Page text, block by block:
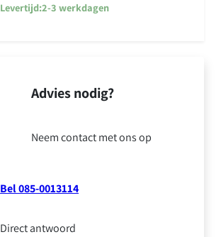
Levertijd:2-3 werkdagen
Advies nodig?
Neem contact met ons op
Bel 085-0013114
Direct antwoord